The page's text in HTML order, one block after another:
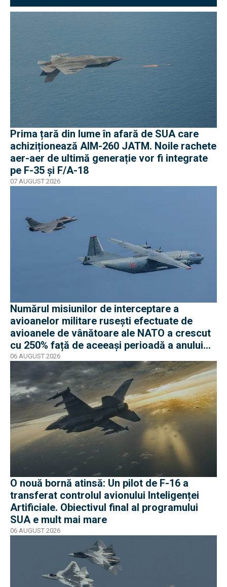
Prima țară din lume în afară de SUA care
achiziționează AIM-260 JATM. Noile rachete
aer-aer de ultimă generație vor fi integrate
pe F-35 și F/A-18
07 AUGUST 2026
Numărul misiunilor de interceptare a
avioanelor militare rusești efectuate de
avioanele de vânătoare ale NATO a crescut
cu 250% față de aceeași perioadă a anului
trecut
06 AUGUST 2026
O nouă bornă atinsă: Un pilot de F-16 a
transferat controlul avionului Inteligenței
Artificiale. Obiectivul final al programului
SUA e mult mai mare
06 AUGUST 2026